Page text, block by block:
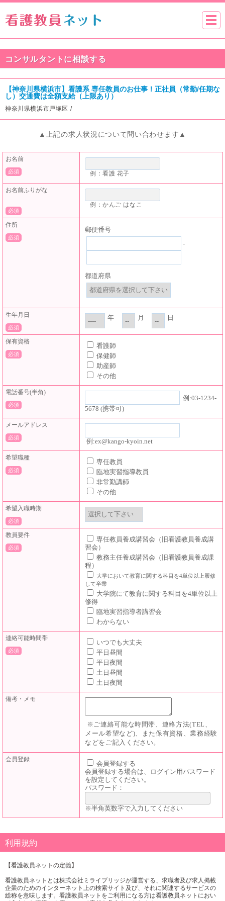
コンサルタントに相談する
【神奈川県横浜市】看護系 専任教員のお仕事！正社員（常勤/任期な
し）交通費は全額支給（上限あり）
神奈川県横浜市戸塚区 /
▲上記の求人状況について問い合わせます▲
お名前
必須 例：看護 花子
お名前ふりがな
必須
例：かんご はなこ
住所
必須
郵便番号
-
都道府県
生年月日
必須
年 月 日
保有資格
必須
看護師
保健師
助産師
その他
電話番号(半角)
必須
例:03-1234-
5678 (携帯可)
メールアドレス
必須 例:ex@kango-kyoin.net
希望職種
必須
専任教員
臨地実習指導教員
非常勤講師
その他
希望入職時期
必須
教員要件
必須
専任教員養成講習会（旧看護教員養成講
習会）
教務主任養成講習会（旧看護教員養成課
程）
大学において教育に関する科目を4単位以上履修
して卒業
大学院にて教育に関する科目を4単位以上
修得
臨地実習指導者講習会
わからない
連絡可能時間帯
必須
いつでも大丈夫
平日昼間
平日夜間
土日昼間
土日夜間
備考・メモ
※ご連絡可能な時間帯、連絡方法(TEL、
メール希望など)、また保有資格、業務経験
などをご記入ください。
会員登録
会員登録する
会員登録する場合は、ログイン用パスワード
を設定してください。
パスワード：
※半角英数字で入力してください
利用規約
【看護教員ネットの定義】
看護教員ネットとは株式会社ミライブリッジが運営する、求職者及び求人掲載
企業のためのインターネット上の検索サイト及び、それに関連するサービスの
総称を意味します。看護教員ネットをご利用になる方は看護教員ネットにおい